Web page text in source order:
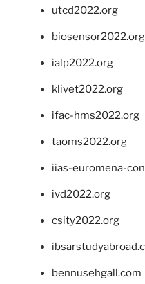
utcd2022.org
biosensor2022.org
ialp2022.org
klivet2022.org
ifac-hms2022.org
taoms2022.org
iias-euromena-
ivd2022.org
csity2022.org
bennusehgall.com